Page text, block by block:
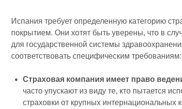
Испания требует определенную категорию
покрытием. Они хотят быть уверены, что в
для государственной системы
соответствовать специфическим требованиям:
Страховая компания имеет право
часто упускают из виду те, кто пытается
страховки от крупных